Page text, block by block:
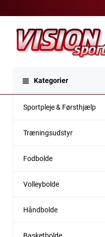
Kategorier
Sportpleje & Førsthjælp
Træningsudstyr
Fodbolde
Volleybolde
Håndbolde